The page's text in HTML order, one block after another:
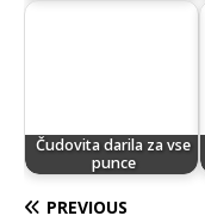
Čudovita darila za vse
punce
PREVIOUS